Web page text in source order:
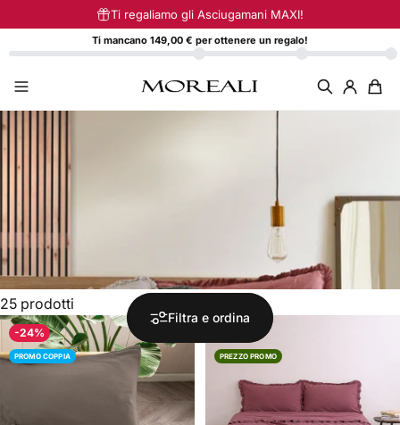
Vai direttamente ai contenutiTi regaliamo gli Asciugamani MAXI!
Ti mancano 149,00 € per ottenere un regalo!
Filtra e ordina
25 prodotti
-24%
PROMO COPPIA PREZZO PROMO